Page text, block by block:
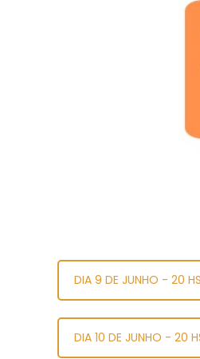
DIA 9 DE JUNHO - 20
DIA 10 DE JUNHO - 20